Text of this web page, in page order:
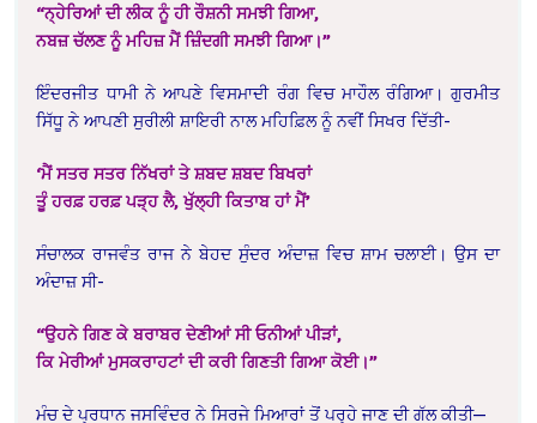
“ਨ੍ਹੇਰਿਆਂ ਦੀ ਲੀਕ ਨੂੰ ਹੀ ਰੌਸ਼ਨੀ ਸਮਝੀ ਗਿਆ,
ਨਬਜ਼ ਚੱਲਣ ਨੂੰ ਮਹਿਜ਼ ਮੈਂ ਜ਼ਿੰਦਗੀ ਸਮਝੀ ਗਿਆ।”
ਇੰਦਰਜੀਤ ਧਾਮੀ ਨੇ ਆਪਣੇ ਵਿਸਮਾਦੀ ਰੰਗ ਵਿਚ ਮਾਹੌਲ ਰੰਗਿਆ। ਗੁਰਮੀਤ
ਸਿੱਧੂ ਨੇ ਆਪਣੀ ਸੁਰੀਲੀ ਸ਼ਾਇਰੀ ਨਾਲ ਮਹਿਫ਼ਿਲ ਨੂੰ ਨਵੀਂ ਸਿਖਰ ਦਿੱਤੀ-
‘ਮੈਂ ਸਤਰ ਸਤਰ ਨਿੱਖਰਾਂ ਤੇ ਸ਼ਬਦ ਸ਼ਬਦ ਬਿਖਰਾਂ
ਤੂੰ ਹਰਫ਼ ਹਰਫ਼ ਪੜ੍ਹ ਲੈ, ਖੁੱਲ੍ਹੀ ਕਿਤਾਬ ਹਾਂ ਮੈਂ’
ਸੰਚਾਲਕ ਰਾਜਵੰਤ ਰਾਜ ਨੇ ਬੇਹਦ ਸੁੰਦਰ ਅੰਦਾਜ਼ ਵਿਚ ਸ਼ਾਮ ਚਲਾਈ। ਉਸ ਦਾ
ਅੰਦਾਜ਼ ਸੀ-
“ਉਹਨੇ ਗਿਣ ਕੇ ਬਰਾਬਰ ਦੇਣੀਆਂ ਸੀ ਓਨੀਆਂ ਪੀੜਾਂ,
ਕਿ ਮੇਰੀਆਂ ਮੁਸਕਰਾਹਟਾਂ ਦੀ ਕਰੀ ਗਿਣਤੀ ਗਿਆ ਕੋਈ।”
ਮੰਚ ਦੇ ਪ੍ਰਧਾਨ ਜਸਵਿੰਦਰ ਨੇ ਸਿਰਜੇ ਮਿਆਰਾਂ ਤੋਂ ਪਰ੍ਹੇ ਜਾਣ ਦੀ ਗੱਲ ਕੀਤੀ—